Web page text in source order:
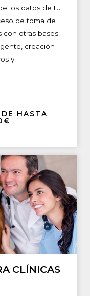
los datos de tu
de toma de
con otras bases
creación
y
HASTA
CLÍNICAS